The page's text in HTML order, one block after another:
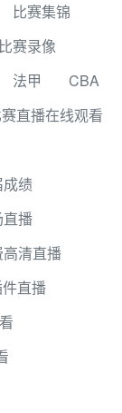
比赛集锦
比赛录像
法甲
CBA
直播在线观看
绩
播
清直播
直播